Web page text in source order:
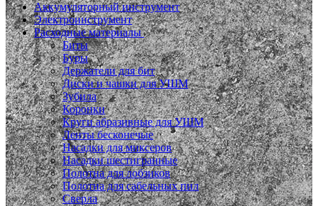
Аккумуляторный инструмент
Электроинструмент
Расходные материалы
Биты
Буры
Держатели для бит
Диски и чашки для УШМ
Зубила
Коронки
Круги абразивные для УШМ
Ленты бесконечые
Насадки для миксеров
Насадки шестигранные
Полотна для лобзиков
Полотна для сабельных пил
Сверла